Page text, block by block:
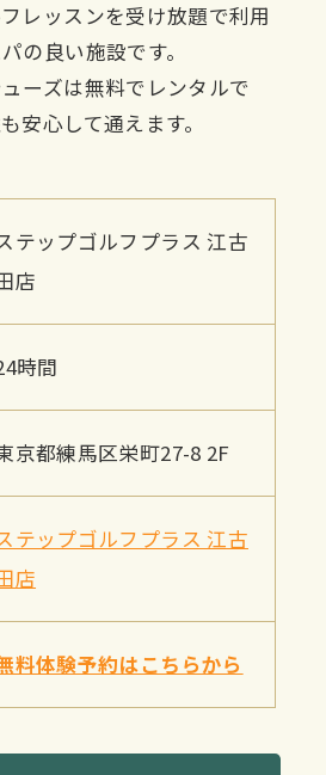
レッスンを受け放題で利用
の良い施設です。
ーズは無料でレンタルで
安心して通えます。
テップゴルフプラス 江古
店
時間
京都練馬区栄町27-8 2F
テップゴルフプラス 江古
店
料体験予約はこちらから